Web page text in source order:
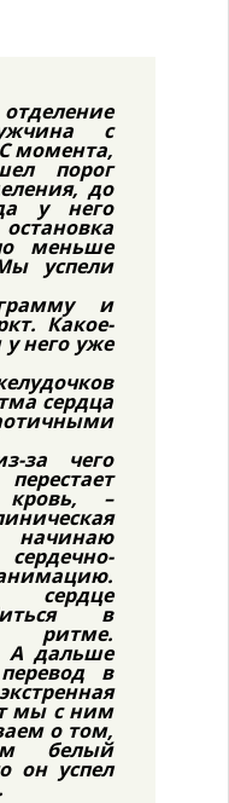
с
момента,
порог
до
у него
меньше
успели
и
Какое-
него уже
сердца
за чего
кровь, –
сердце
в
ритме.
дальше
в
мы с ним
о том,
белый
он успел